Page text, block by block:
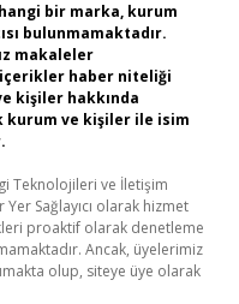
bir marka, kurum
bulunmamaktadır.
makaleler
içerikler haber niteliği
kişiler hakkında
kurum ve kişiler ile isim
Teknolojileri ve İletişim
Sağlayıcı olarak hizmet
proaktif olarak denetleme
Ancak, üyelerimiz
olup, siteye üye olarak